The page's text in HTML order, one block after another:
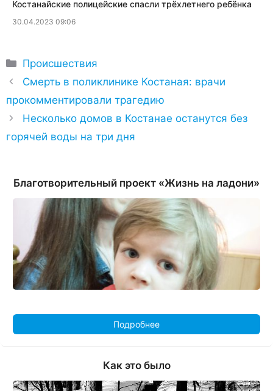
Костанайские полицейские спасли трёхлетнего ребёнка
30.04.2023 09:06
Рубрики
Происшествия
Смерть в поликлинике Костаная: врачи
прокомментировали трагедию
Несколько домов в Костанае останутся без
горячей воды на три дня
Благотворительный проект «Жизнь на ладони»
Подробнее
Как это было